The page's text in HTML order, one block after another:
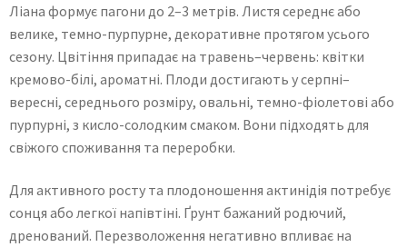
Ліана формує пагони до 2–3 метрів. Листя середнє або
велике, темно-пурпурне, декоративне протягом усього
сезону. Цвітіння припадає на травень–червень: квітки
кремово-білі, ароматні. Плоди достигають у серпні–
вересні, середнього розміру, овальні, темно-фіолетові або
пурпурні, з кисло-солодким смаком. Вони підходять для
свіжого споживання та переробки.
Для активного росту та плодоношення актинідія потребує
сонця або легкої напівтіні. Ґрунт бажаний родючий,
дренований. Перезволоження негативно впливає на